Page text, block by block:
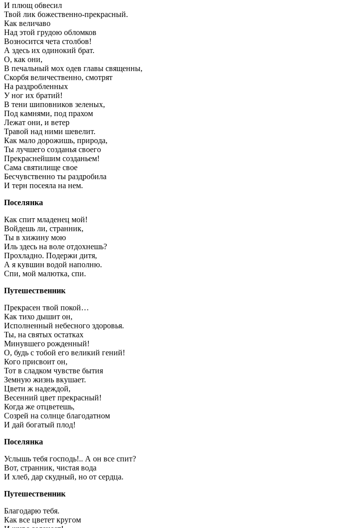
И плющ обвесил
Твой лик божественно-прекрасный.
Как величаво
Над этой грудою обломков
Возносится чета столбов!
А здесь их одинокий брат.
О, как они,
В печальный мох одев главы священны,
Скорбя величественно, смотрят
На раздробленных
У ног их братий!
В тени шиповников зеленых,
Под камнями, под прахом
Лежат они, и ветер
Травой над ними шевелит.
Как мало дорожишь, природа,
Ты лучшего созданья своего
Прекраснейшим созданьем!
Сама святилище свое
Бесчувственно ты раздробила
И терн посеяла на нем.
Поселянка
Как спит младенец мой!
Войдешь ли, странник,
Ты в хижину мою
Иль здесь на воле отдохнешь?
Прохладно. Подержи дитя,
А я кувшин водой наполню.
Спи, мой малютка, спи.
Путешественник
Прекрасен твой покой…
Как тихо дышит он,
Исполненный небесного здоровья.
Ты, на святых остатках
Минувшего рожденный!
О, будь с тобой его великий гений!
Кого присвоит он,
Тот в сладком чувстве бытия
Земную жизнь вкушает.
Цвети ж надеждой,
Весенний цвет прекрасный!
Когда же отцветешь,
Созрей на солнце благодатном
И дай богатый плод!
Поселянка
Услышь тебя господь!.. А он все спит?
Вот, странник, чистая вода
И хлеб, дар скудный, но от сердца.
Путешественник
Благодарю тебя.
Как все цветет кругом